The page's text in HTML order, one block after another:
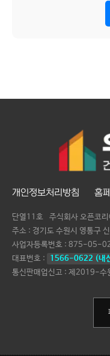
개인정보처리방침 홈
단열11호
주식회사 오픈코
주소 : 경기도 수원시 영통구
사업자등록번호 : 875-05-
대표번호 :
1566-0622 (내
통신판매업신고 : 제2019-